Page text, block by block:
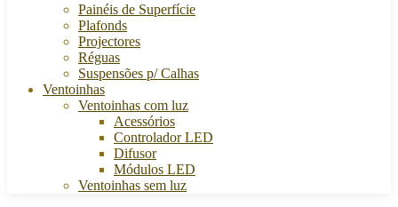
Painéis de Superfície
Plafonds
Projectores
Réguas
Suspensões p/ Calhas
Ventoinhas
Ventoinhas com luz
Acessórios
Controlador LED
Difusor
Módulos LED
Ventoinhas sem luz